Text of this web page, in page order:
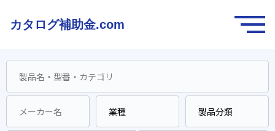
カタログ補助金.com